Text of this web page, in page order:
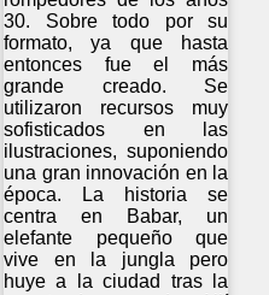
30. Sobre todo por su
formato, ya que hasta
entonces fue el más
grande creado. Se
utilizaron recursos muy
sofisticados en las
ilustraciones, suponiendo
una gran innovación en la
época. La historia se
centra en Babar, un
elefante pequeño que
vive en la jungla pero
huye a la ciudad tras la